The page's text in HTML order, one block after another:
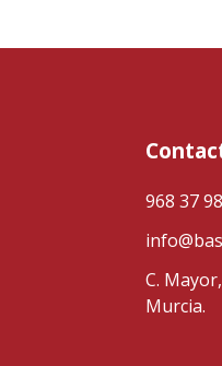
968 37
C.
Murcia.